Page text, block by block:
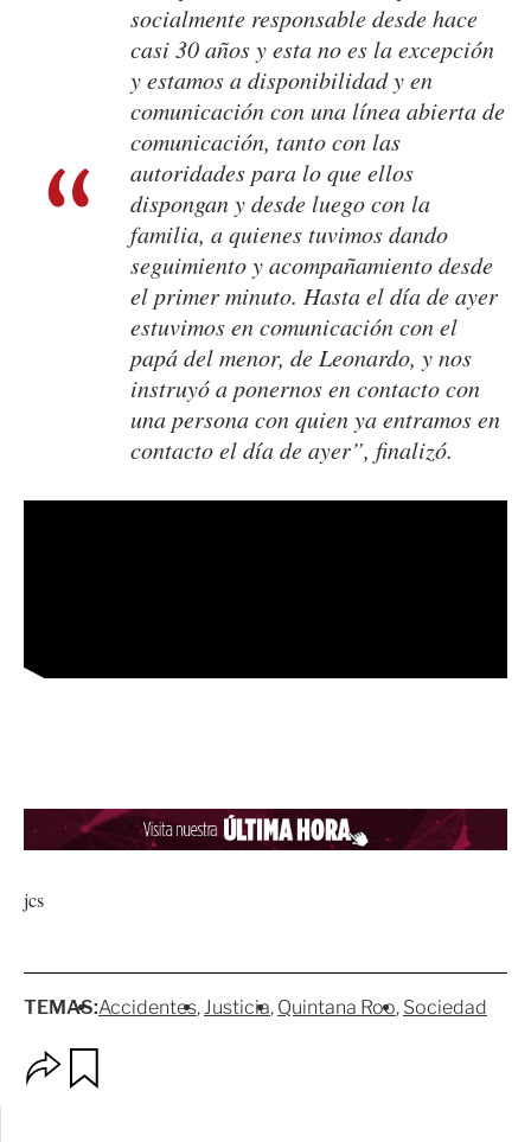
socialmente responsable desde hace
casi 30 años y esta no es la excepción
y estamos a disponibilidad y en
comunicación con una línea abierta de
comunicación, tanto con las
autoridades para lo que ellos
dispongan y desde luego con la
familia, a quienes tuvimos dando
seguimiento y acompañamiento desde
el primer minuto. Hasta el día de ayer
estuvimos en comunicación con el
papá del menor, de Leonardo, y nos
instruyó a ponernos en contacto con
una persona con quien ya entramos en
contacto el día de ayer”, finalizó.
jcs
TEMAS:Accidentes Justicia Quintana Roo Sociedad
p